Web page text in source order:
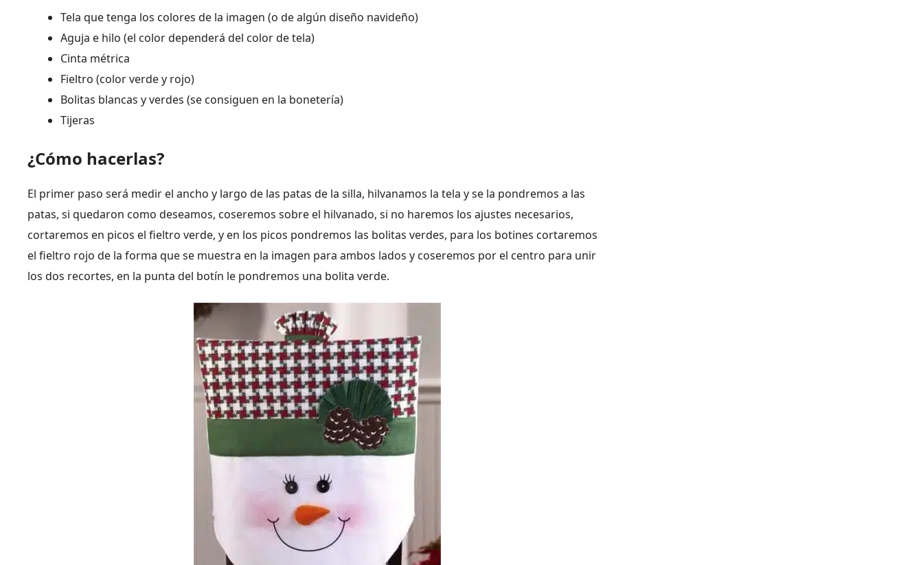
Tela que tenga los colores de la imagen (o de algún diseño navideño)
Aguja e hilo (el color dependerá del color de tela)
Cinta métrica
Fieltro (color verde y rojo)
Bolitas blancas y verdes (se consiguen en la bonetería)
Tijeras
¿Cómo hacerlas?
El primer paso será medir el ancho y largo de las patas de la silla, hilvanamos la tela y se la pondremos a las
patas, si quedaron como deseamos, coseremos sobre el hilvanado, si no haremos los ajustes necesarios,
cortaremos en picos el fieltro verde, y en los picos pondremos las bolitas verdes, para los botines cortaremos
el fieltro rojo de la forma que se muestra en la imagen para ambos lados y coseremos por el centro para unir
los dos recortes, en la punta del botín le pondremos una bolita verde.